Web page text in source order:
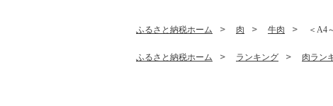
ふるさと納税ホーム 肉 牛肉 ＜A4
ふるさと納税ホーム ランキング 肉ラン